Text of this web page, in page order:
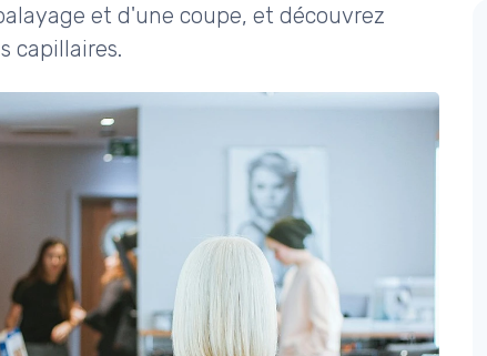
et d'une coupe, et découvrez
capillaires.